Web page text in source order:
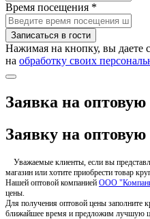
Время посещения *
Записаться в гости
Нажимая на кнопку, вы даете
на обработку своих
Заявка на
Заявку на
Уважаемые клиенты, если вы
магазин или хотите приобрести товар
Нашей оптовой компанией ООО
цены.
Для получения оптовой цены
ближайшее время и предложим лучшую